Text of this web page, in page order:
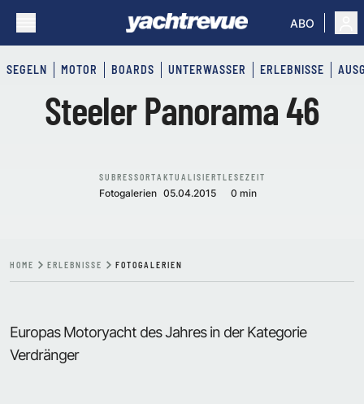
ABO
SEGELN MOTOR BOARDS UNTERWASSER ERLEBNISSE
Steeler Panorama 46
SUBRESSORT
Fotogalerien
AKTUALISIERT
05.04.2015
LESEZEIT
0 min
HOME ERLEBNISSE FOTOGALERIEN
Europas Motoryacht des Jahres in der Kategorie
Verdränger